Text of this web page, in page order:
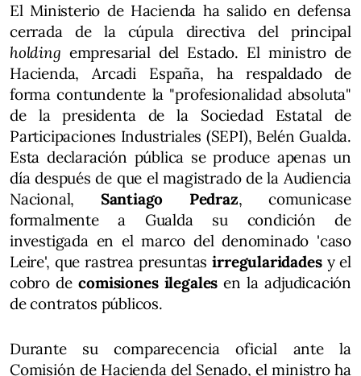
El Ministerio de Hacienda ha salido en defensa
cerrada de la cúpula directiva del principal
holding empresarial del Estado. El ministro de
Hacienda, Arcadi España, ha respaldado de
forma contundente la "profesionalidad absoluta"
de la presidenta de la Sociedad Estatal de
Participaciones Industriales (SEPI), Belén Gualda.
Esta declaración pública se produce apenas un
día después de que el magistrado de la Audiencia
Nacional, Santiago Pedraz, comunicase
formalmente a Gualda su condición de
investigada en el marco del denominado 'caso
Leire', que rastrea presuntasirregularidades y el
cobro decomisiones ilegales en la adjudicación
de contratos públicos.
Durante su comparecencia oficial ante la
Comisión de Hacienda del Senado, el ministro ha